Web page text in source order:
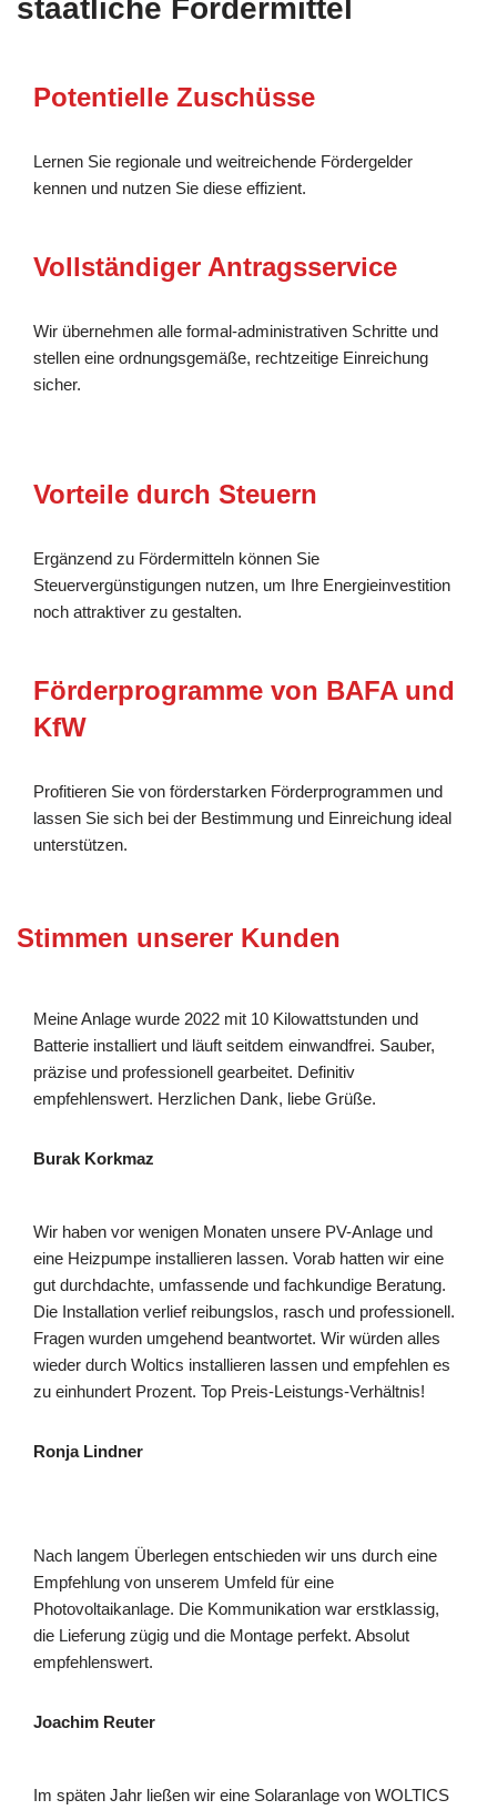
staatliche Fördermittel
Potentielle Zuschüsse
Lernen Sie regionale und weitreichende Fördergelder
kennen und nutzen Sie diese effizient.
Vollständiger Antragsservice
Wir übernehmen alle formal-administrativen Schritte und
stellen eine ordnungsgemäße, rechtzeitige Einreichung
sicher.
Vorteile durch Steuern
Ergänzend zu Fördermitteln können Sie
Steuervergünstigungen nutzen, um Ihre Energieinvestition
noch attraktiver zu gestalten.
Förderprogramme von BAFA und
KfW
Profitieren Sie von förderstarken Förderprogrammen und
lassen Sie sich bei der Bestimmung und Einreichung ideal
unterstützen.
Stimmen unserer Kunden
Meine Anlage wurde 2022 mit 10 Kilowattstunden und
Batterie installiert und läuft seitdem einwandfrei. Sauber,
präzise und professionell gearbeitet. Definitiv
empfehlenswert. Herzlichen Dank, liebe Grüße.
Burak Korkmaz
Wir haben vor wenigen Monaten unsere PV-Anlage und
eine Heizpumpe installieren lassen. Vorab hatten wir eine
gut durchdachte, umfassende und fachkundige Beratung.
Die Installation verlief reibungslos, rasch und professionell.
Fragen wurden umgehend beantwortet. Wir würden alles
wieder durch Woltics installieren lassen und empfehlen es
zu einhundert Prozent. Top Preis-Leistungs-Verhältnis!
Ronja Lindner
Nach langem Überlegen entschieden wir uns durch eine
Empfehlung von unserem Umfeld für eine
Photovoltaikanlage. Die Kommunikation war erstklassig,
die Lieferung zügig und die Montage perfekt. Absolut
empfehlenswert.
Joachim Reuter
Im späten Jahr ließen wir eine Solaranlage von WOLTICS